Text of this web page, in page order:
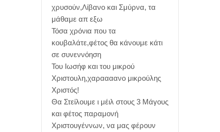
χρυσούν,Λίβανο και Σμύρνα, τα
μάθαμε απ εξω
Τόσα χρόνια που τα
κουβαλάτε,φέτος θα κάνουμε κάτι
σε συνεννόηση
Του Ιωσήφ και του μικρού
Χριστουλη,χαραααανο μικρούλης
Χριστός!
Θα Στείλουμε ι μέιλ στους 3 Μάγους
και φέτος παραμονή
Χριστουγέννων, να μας φέρουν